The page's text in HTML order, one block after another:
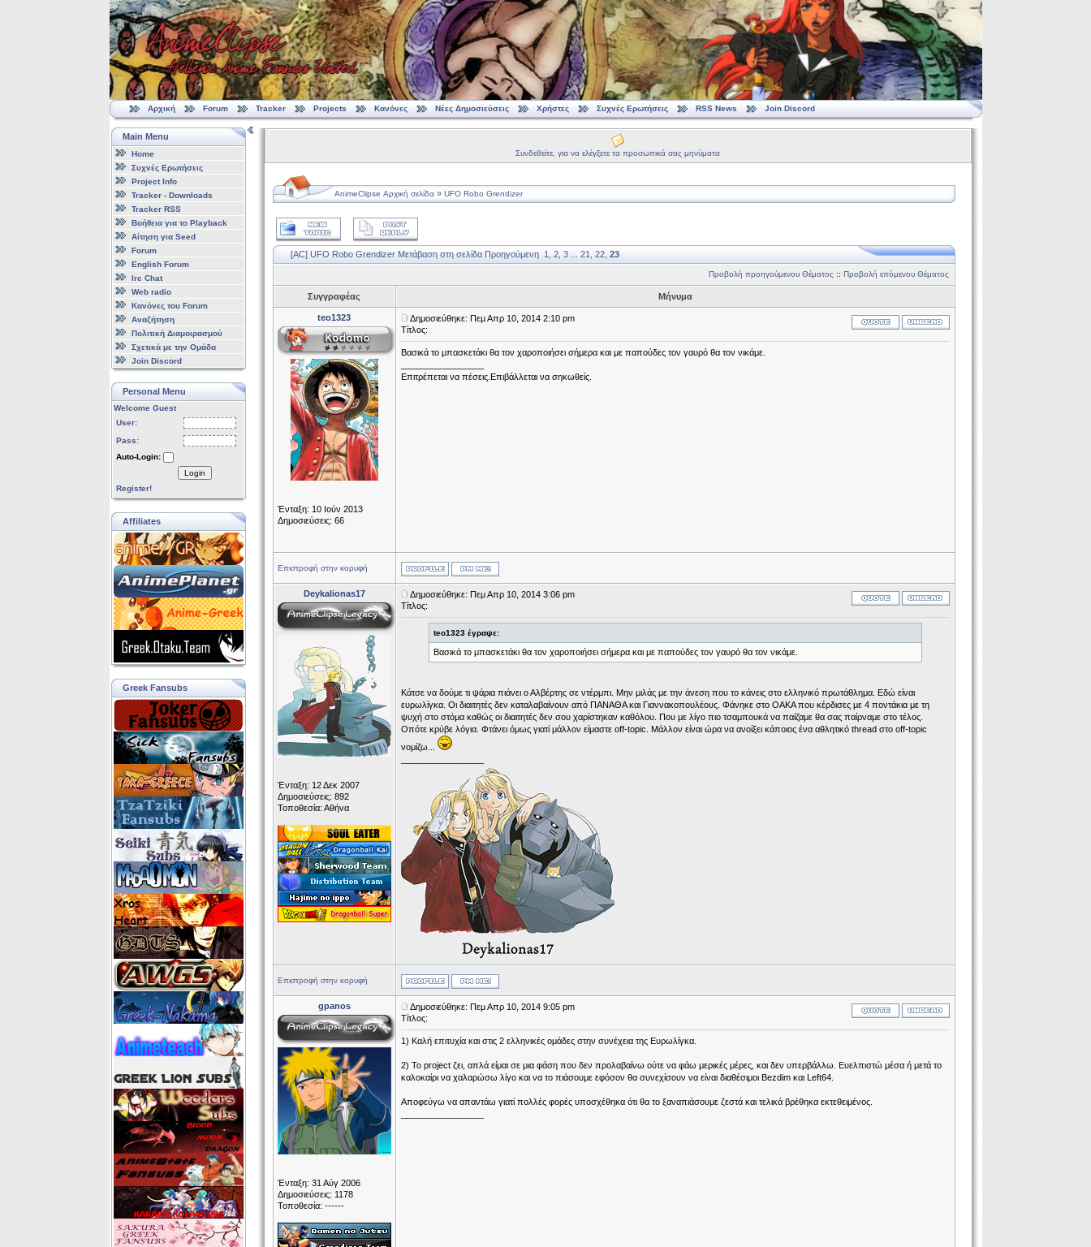
Αρχική Forum Tracker Projects Κανόνες Νέες Δημοσιεύσεις Χρήστες Συχνές Ερωτήσεις RSS News Join Discord
Main Menu
Home
Συχνές Ερωτήσεις
Project Info
Tracker - Downloads
Tracker RSS
Βοήθεια για το Playback
Αίτηση για Seed
Forum
English Forum
Irc Chat
Web radio
Κανόνες του Forum
Αναζήτηση
Πολιτική Διαμοιρασμού
Σχετικά με την Ομάδα
Join Discord
Personal Menu
Welcome Guest
User:
Pass:
Auto-Login:
Login
Register!
Affiliates
Greek Fansubs
Συνδεθείτε, για να ελέγξετε τα προσωπικά σας μηνύματα
AnimeClipse Αρχική σελίδα» UFO Robo Grendizer
[AC] UFO Robo GrendizerΜετάβαση στη σελίδα Προηγούμενη 1 2, 3... 21 22, 23
Προβολή προηγούμενου Θέματος :: Προβολή επόμενου Θέματος
Συγγραφέας Μήνυμα
teo1323
Ένταξη: 10 Ιούν 2013
Δημοσιεύσεις: 66
Δημοσιεύθηκε: Πεμ Απρ 10, 2014 2:10 pm
Τίτλος:
Βασικά το μπασκετάκι θα τον χαροποιήσει σήμερα και με παπούδες τον γαυρό θα τον νικάμε.
Επιτρέπεται να πέσεις.Επιβάλλεται να σηκωθείς.
Επιστροφή στην κορυφή
Deykalionas17
Ένταξη: 12 Δεκ 2007
Δημοσιεύσεις: 892
Τοποθεσία: Αθήνα
Δημοσιεύθηκε: Πεμ Απρ 10, 2014 3:06 pm
Τίτλος:
teo1323 έγραψε:
Βασικά το μπασκετάκι θα τον χαροποιήσει σήμερα και με παπούδες τον γαυρό θα τον νικάμε.
Κάτσε να δούμε τι ψάρια πιάνει ο Αλβέρτης σε ντέρμπι. Μην μιλάς με την άνεση που το κάνεις στο ελληνικό πρωτάθλημα. Εδώ είναι
ευρωλίγκα. Οι διαιτητές δεν καταλαβαίνουν από ΠΑΝΑΘΑ και Γιαννακοπουλέους. Φάνηκε στο ΟΑΚΑ που κέρδισες με 4 ποντάκια με τη
ψυχή στο στόμα καθώς οι διαιτητές δεν σου χαρίστηκαν καθόλου. Που με λίγο πιο τσαμπουκά να παίζαμε θα σας παίρναμε στο τέλος.
Οπότε κρύβε λόγια. Φτάνει όμως γιατί μάλλον είμαστε off-topic. Μάλλον είναι ώρα να ανοίξει κάποιος ένα αθλητικό thread στο off-topic
νομίζω...
Επιστροφή στην κορυφή
gpanos
Ένταξη: 31 Αύγ 2006
Δημοσιεύσεις: 1178
Τοποθεσία: ------
Δημοσιεύθηκε: Πεμ Απρ 10, 2014 9:05 pm
Τίτλος:
1) Καλή επιτυχία και στις 2 ελληνικές ομάδες στην συνέχεια της Ευρωλίγκα.
2) Το project ζει, απλά είμαι σε μια φάση που δεν προλαβαίνω ούτε να φάω μερικές μέρες, και δεν υπερβάλλω. Ευελπιστώ μέσα ή μετά το
καλοκαίρι να χαλαρώσω λίγο και να το πιάσουμε εφόσον θα συνεχίσουν να είναι διαθέσιμοι Bezdim και Left64.
Αποφεύγω να απαντάω γιατί πολλές φορές υποσχέθηκα ότι θα το ξαναπιάσουμε ζεστά και τελικά βρέθηκα εκτεθειμένος.